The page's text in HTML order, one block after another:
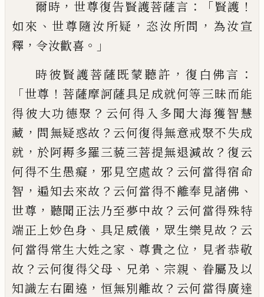
爾時 ， 世尊復告賢護菩薩言 ：「賢護 ！
如來 、 世尊隨汝所疑 ， 恣汝所問 ， 為汝宣
釋 ， 令汝歡喜 。」
時彼賢護菩薩既蒙聽許 ， 復白佛言 ：
「世尊 ！ 菩薩摩訶薩具足成就何等三昧而能
得彼大功德聚 ？ 云何得 入多聞大海獲智慧
藏 ， 問無疑惑故 ？ 云何復得無意戒聚不失成
就 ， 於阿耨多羅三藐三菩提無退減故 ？ 復云
何得不生愚癡 ， 邪見空處故 ？ 云何當得宿命
智 ， 遍知去來故 ？ 云何當得不離奉見諸佛 、
世尊 ， 聽聞正法乃至夢中故 ？ 云何當得殊特
端正上妙色身 、 具足威儀 ， 眾生樂見故 ？ 云
何當得常生大姓之家 、 尊貴之位 ， 見者恭敬
故 ？ 云何復得父母 、 兄弟 、 宗親 、 眷屬及以
知識左右圍遶 ， 恒無別離故 ？ 云何當得廣達